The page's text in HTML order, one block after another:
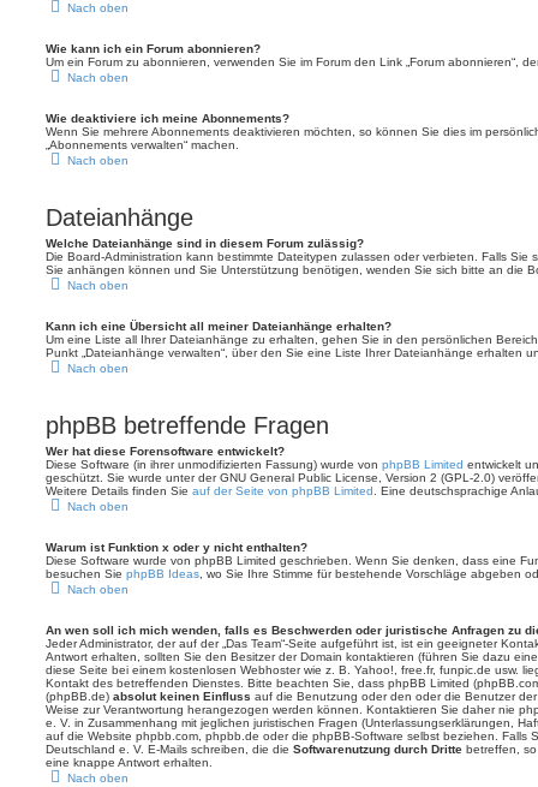
Nach oben
Wie kann ich ein Forum abonnieren?
Um ein Forum zu abonnieren, verwenden Sie im Forum den Link „Forum abonnieren“,
Nach oben
Wie deaktiviere ich meine Abonnements?
Wenn Sie mehrere Abonnements deaktivieren möchten, so können Sie dies im
„Abonnements verwalten“ machen.
Nach oben
Dateianhänge
Welche Dateianhänge sind in diesem Forum zulässig?
Die Board-Administration kann bestimmte Dateitypen zulassen oder verbieten. Falls Sie
Sie anhängen können und Sie Unterstützung benötigen, wenden Sie sich bitte an die
Nach oben
Kann ich eine Übersicht all meiner Dateianhänge erhalten?
Um eine Liste all Ihrer Dateianhänge zu erhalten, gehen Sie in den persönlichen
Punkt „Dateianhänge verwalten“, über den Sie eine Liste Ihrer Dateianhänge erhalten
Nach oben
phpBB betreffende Fragen
Wer hat diese Forensoftware entwickelt?
Diese Software (in ihrer unmodifizierten Fassung) wurde von phpBB Limited entwickelt
geschützt. Sie wurde unter der GNU General Public License, Version 2 (GPL-2.0)
Weitere Details finden Sie auf der Seite von phpBB Limited . Eine deutschsprachige
Nach oben
Warum ist Funktion x oder y nicht enthalten?
Diese Software wurde von phpBB Limited geschrieben. Wenn Sie denken, dass eine
besuchen Sie phpBB Ideas , wo Sie Ihre Stimme für bestehende Vorschläge abgeben
Nach oben
An wen soll ich mich wenden, falls es Beschwerden oder juristische Anfragen zu
Jeder Administrator, der auf der „Das Team“-Seite aufgeführt ist, ist ein geeigneter
Antwort erhalten, sollten Sie den Besitzer der Domain kontaktieren (führen Sie dazu
diese Seite bei einem kostenlosen Webhoster wie z. B. Yahoo!, free.fr, funpic.de usw.
Kontakt des betreffenden Dienstes. Bitte beachten Sie, dass phpBB Limited
(phpBB.de) absolut keinen Einfluss auf die Benutzung oder den oder die Benutzer
Weise zur Verantwortung herangezogen werden können. Kontaktieren Sie daher nie
e. V. in Zusammenhang mit jeglichen juristischen Fragen (Unterlassungserklärungen,
auf die Website phpbb.com, phpbb.de oder die phpBB-Software selbst beziehen. Falls
Deutschland e. V. E-Mails schreiben, die die Softwarenutzung durch Dritte betreffen,
eine knappe Antwort erhalten.
Nach oben